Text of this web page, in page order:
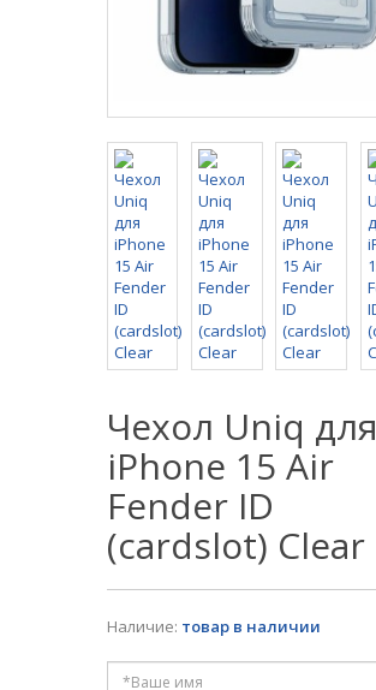
Чехол Uniq для
iPhone 15 Air
Fender ID
(cardslot) Clear
Наличие: товар в наличии